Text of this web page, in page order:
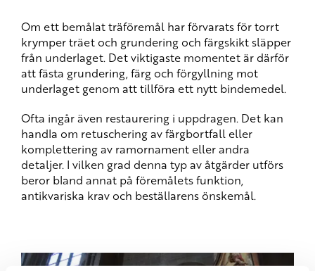
Om ett bemålat träföremål har förvarats för torrt
krymper träet och grundering och färgskikt släpper
från underlaget. Det viktigaste momentet är därför
att fästa grundering, färg och förgyllning mot
underlaget genom att tillföra ett nytt bindemedel.
Ofta ingår även restaurering i uppdragen. Det kan
handla om retuschering av färgbortfall eller
komplettering av ramornament eller andra
detaljer. I vilken grad denna typ av åtgärder utförs
beror bland annat på föremålets funktion,
antikvariska krav och beställarens önskemål.